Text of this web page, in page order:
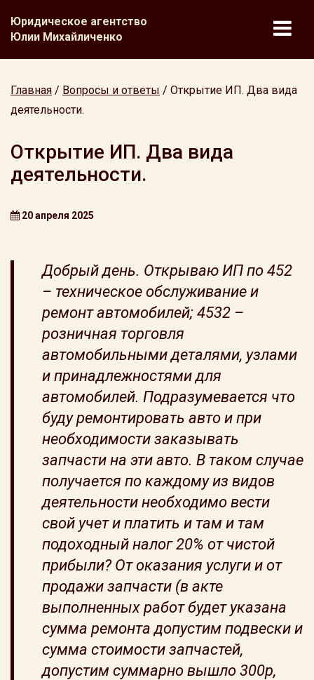
Юридическое агентство
Юлии Михайличенко
Главная / Вопросы и ответы / Открытие ИП. Два вида
деятельности.
Открытие ИП. Два вида
деятельности.
20 апреля 2025
Добрый день. Открываю ИП по 452
– техническое обслуживание и
ремонт автомобилей; 4532 –
розничная торговля
автомобильными деталями, узлами
и принадлежностями для
автомобилей. Подразумевается что
буду ремонтировать авто и при
необходимости заказывать
запчасти на эти авто. В таком случае
получается по каждому из видов
деятельности необходимо вести
свой учет и платить и там и там
подоходный налог 20% от чистой
прибыли? От оказания услуги и от
продажи запчасти (в акте
выполненных работ будет указана
сумма ремонта допустим подвески и
сумма стоимости запчастей,
допустим суммарно вышло 300р,